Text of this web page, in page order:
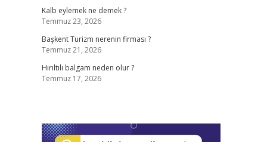
Kalb eylemek ne demek ?
Temmuz 23, 2026
Başkent Turizm nerenin firması ?
Temmuz 21, 2026
Hırıltılı balgam neden olur ?
Temmuz 17, 2026